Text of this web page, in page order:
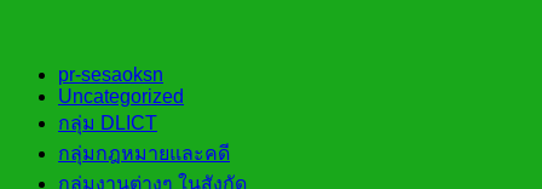
pr-sesaoksn
Uncategorized
กลุ่ม DLICT
กลุ่มกฎหมายและคดี
กลุ่มงานต่างๆ ในสังกัด